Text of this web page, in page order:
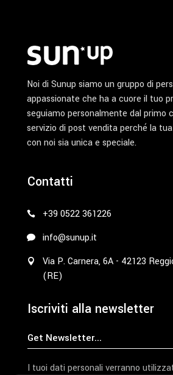
Noi di Sunup siamo un gruppo di
appassionate che ha a cuore il tuo
seguiamo personalmente dal primo
servizio di post vendita perché la
con noi sia unica e speciale.
Contatti
+39 0522 361226
info@sunup.it
Via P. Carnera, 6A - 42123
(RE)
Iscriviti alla newsletter
I tuoi dati personali verranno